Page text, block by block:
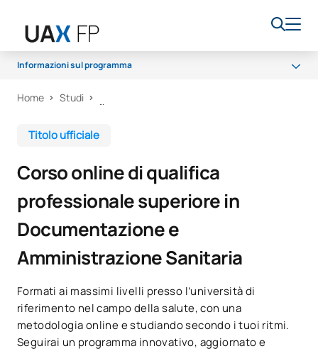
Informazioni sul programma
Programma
Opportunità di carriera
Home Studi
Titolo ufficiale
Corso online di qualifica
professionale superiore in
Documentazione e
Amministrazione Sanitaria
Formati ai massimi livelli presso l’università di
riferimento nel campo della salute, con una
metodologia online e studiando secondo i tuoi ritmi.
Seguirai un programma innovativo, aggiornato e